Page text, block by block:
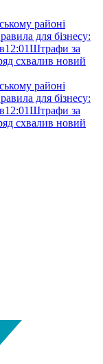
районі
для бізнесу:
12:01Штрафи за
схвалив новий
районі
для бізнесу:
12:01Штрафи за
схвалив новий